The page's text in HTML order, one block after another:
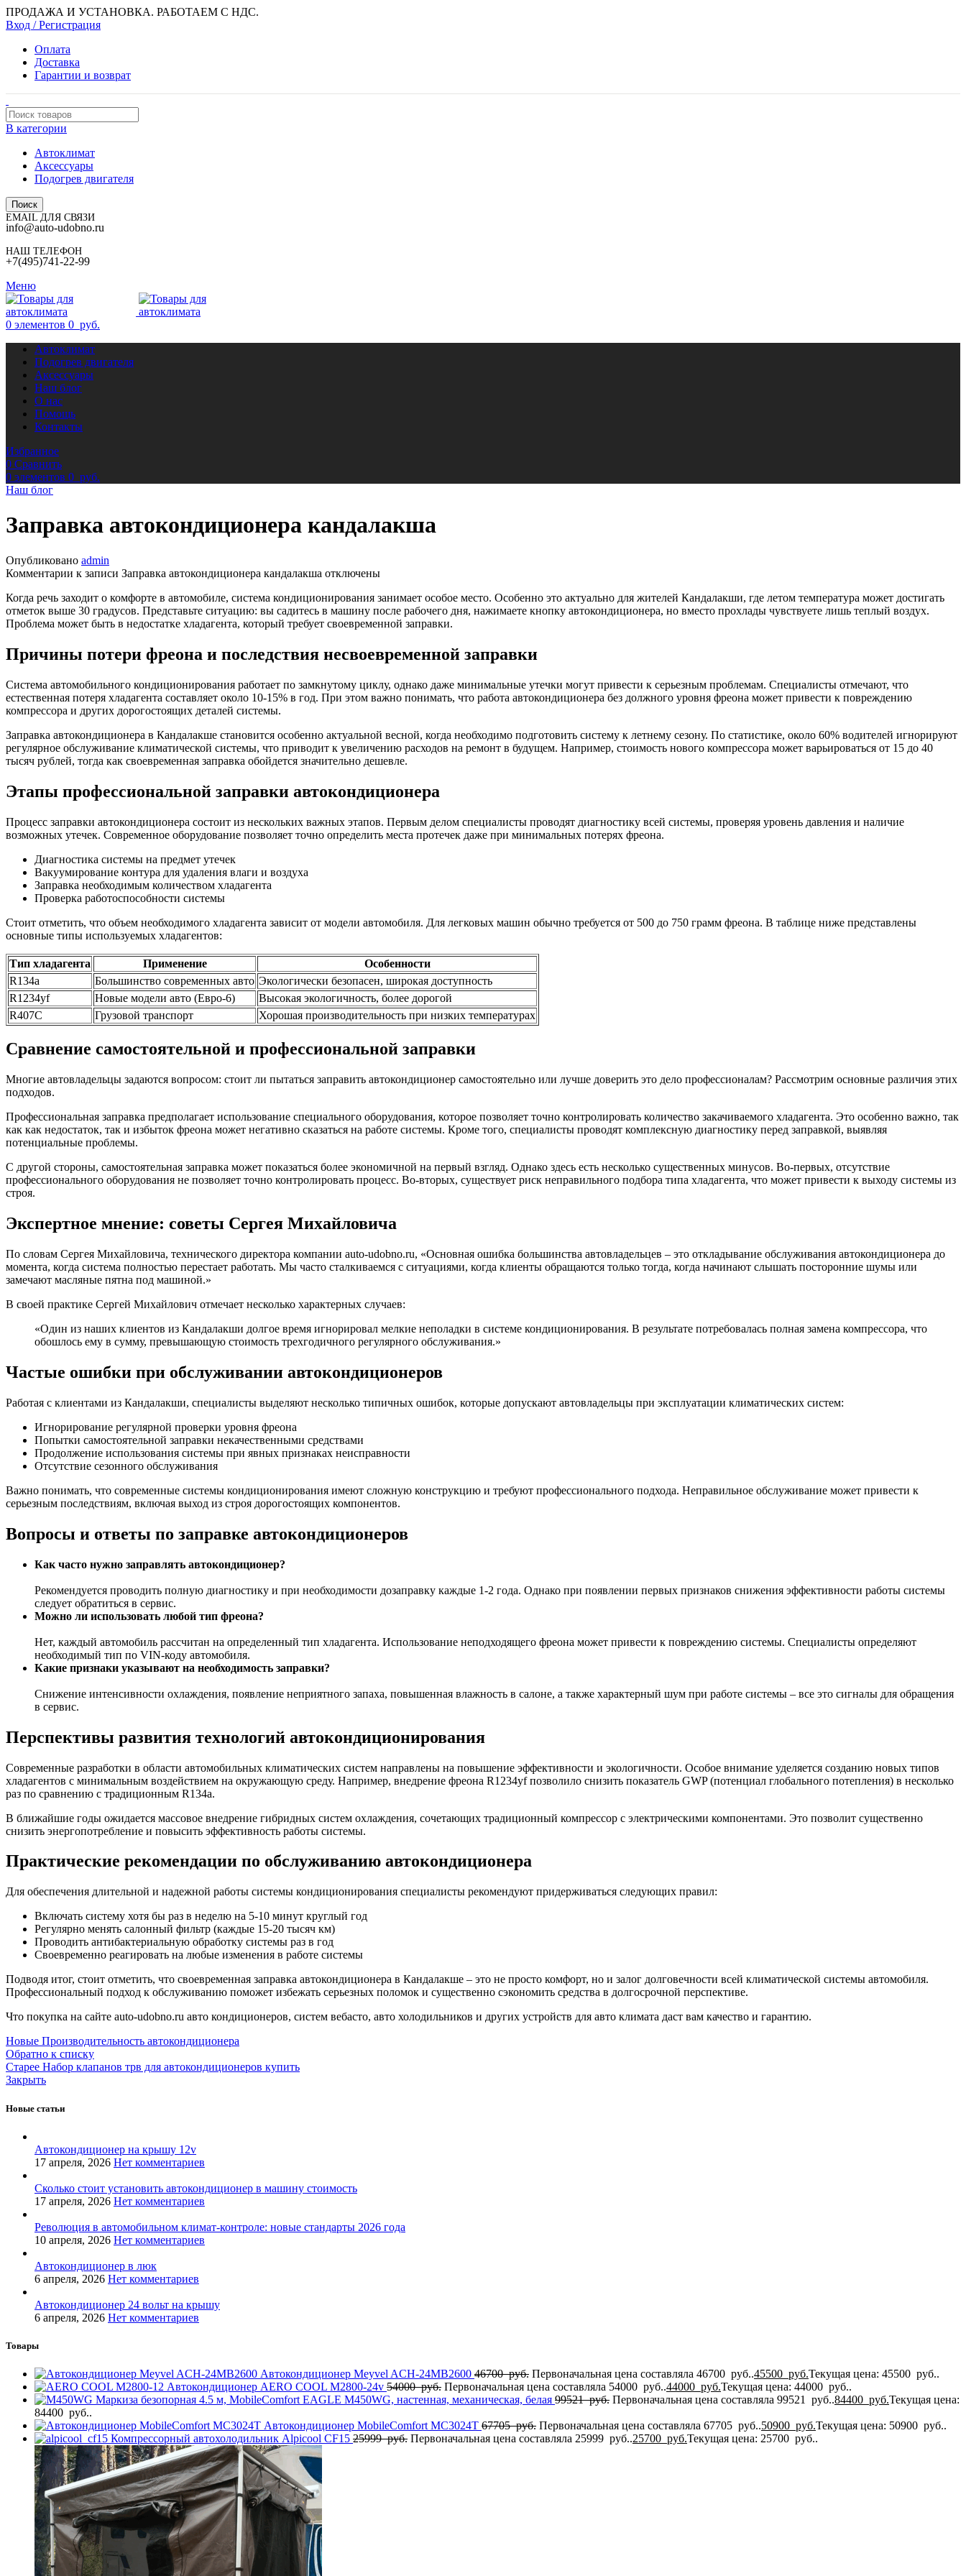
ПРОДАЖА И УСТАНОВКА. РАБОТАЕМ С НДС.
Вход / Регистрация
Оплата
Доставка
Гарантии и возврат
В категории
Автоклимат
Аксессуары
Подогрев двигателя
Поиск
EMAIL ДЛЯ СВЯЗИ
info@auto-udobno.ru
НАШ ТЕЛЕФОН
+7(495)741-22-99
Меню
0 элементов 0 руб.
Автоклимат
Подогрев двигателя
Аксессуары
Наш блог
О нас
Помощь
Контакты
Избранное
0 Сравнить
0 элементов 0 руб.
Наш блог
Заправка автокондиционера кандалакша
Опубликовано admin
Комментарии к записи Заправка автокондиционера кандалакша отключены
Когда речь заходит о комфорте в автомобиле, система кондиционирования занимает особое место. Особенно это актуально для жителей Кандалакши, где летом температура может достигать
отметок выше 30 градусов. Представьте ситуацию: вы садитесь в машину после рабочего дня, нажимаете кнопку автокондиционера, но вместо прохлады чувствуете лишь теплый воздух.
Проблема может быть в недостатке хладагента, который требует своевременной заправки.
Причины потери фреона и последствия несвоевременной заправки
Система автомобильного кондиционирования работает по замкнутому циклу, однако даже минимальные утечки могут привести к серьезным проблемам. Специалисты отмечают, что
естественная потеря хладагента составляет около 10-15% в год. При этом важно понимать, что работа автокондиционера без должного уровня фреона может привести к повреждению
компрессора и других дорогостоящих деталей системы.
Заправка автокондиционера в Кандалакше становится особенно актуальной весной, когда необходимо подготовить систему к летнему сезону. По статистике, около 60% водителей игнорируют
регулярное обслуживание климатической системы, что приводит к увеличению расходов на ремонт в будущем. Например, стоимость нового компрессора может варьироваться от 15 до 40
тысяч рублей, тогда как своевременная заправка обойдется значительно дешевле.
Этапы профессиональной заправки автокондиционера
Процесс заправки автокондиционера состоит из нескольких важных этапов. Первым делом специалисты проводят диагностику всей системы, проверяя уровень давления и наличие
возможных утечек. Современное оборудование позволяет точно определить места протечек даже при минимальных потерях фреона.
Диагностика системы на предмет утечек
Вакуумирование контура для удаления влаги и воздуха
Заправка необходимым количеством хладагента
Проверка работоспособности системы
Стоит отметить, что объем необходимого хладагента зависит от модели автомобиля. Для легковых машин обычно требуется от 500 до 750 грамм фреона. В таблице ниже представлены
основные типы используемых хладагентов:
Тип хладагента Применение
Особенности
R134a
Большинство современных авто Экологически безопасен, широкая доступность
R1234yf
Новые модели авто (Евро-6)
Высокая экологичность, более дорогой
R407C
Грузовой транспорт Хорошая производительность при низких температурах
Сравнение самостоятельной и профессиональной заправки
Многие автовладельцы задаются вопросом: стоит ли пытаться заправить автокондиционер самостоятельно или лучше доверить это дело профессионалам? Рассмотрим основные различия этих
подходов.
Профессиональная заправка предполагает использование специального оборудования, которое позволяет точно контролировать количество закачиваемого хладагента. Это особенно важно, так
как как недостаток, так и избыток фреона может негативно сказаться на работе системы. Кроме того, специалисты проводят комплексную диагностику перед заправкой, выявляя
потенциальные проблемы.
С другой стороны, самостоятельная заправка может показаться более экономичной на первый взгляд. Однако здесь есть несколько существенных минусов. Во-первых, отсутствие
профессионального оборудования не позволяет точно контролировать процесс. Во-вторых, существует риск неправильного подбора типа хладагента, что может привести к выходу системы из
строя.
Экспертное мнение: советы Сергея Михайловича
По словам Сергея Михайловича, технического директора компании auto-udobno.ru, «Основная ошибка большинства автовладельцев – это откладывание обслуживания автокондиционера до
момента, когда система полностью перестает работать. Мы часто сталкиваемся с ситуациями, когда клиенты обращаются только тогда, когда начинают слышать посторонние шумы или
замечают масляные пятна под машиной.»
В своей практике Сергей Михайлович отмечает несколько характерных случаев:
«Один из наших клиентов из Кандалакши долгое время игнорировал мелкие неполадки в системе кондиционирования. В результате потребовалась полная замена компрессора, что
обошлось ему в сумму, превышающую стоимость трехгодичного регулярного обслуживания.»
Частые ошибки при обслуживании автокондиционеров
Работая с клиентами из Кандалакши, специалисты выделяют несколько типичных ошибок, которые допускают автовладельцы при эксплуатации климатических систем:
Игнорирование регулярной проверки уровня фреона
Попытки самостоятельной заправки некачественными средствами
Продолжение использования системы при явных признаках неисправности
Отсутствие сезонного обслуживания
Важно понимать, что современные системы кондиционирования имеют сложную конструкцию и требуют профессионального подхода. Неправильное обслуживание может привести к
серьезным последствиям, включая выход из строя дорогостоящих компонентов.
Вопросы и ответы по заправке автокондиционеров
Как часто нужно заправлять автокондиционер?
Рекомендуется проводить полную диагностику и при необходимости дозаправку каждые 1-2 года. Однако при появлении первых признаков снижения эффективности работы системы
следует обратиться в сервис.
Можно ли использовать любой тип фреона?
Нет, каждый автомобиль рассчитан на определенный тип хладагента. Использование неподходящего фреона может привести к повреждению системы. Специалисты определяют
необходимый тип по VIN-коду автомобиля.
Какие признаки указывают на необходимость заправки?
Снижение интенсивности охлаждения, появление неприятного запаха, повышенная влажность в салоне, а также характерный шум при работе системы – все это сигналы для обращения
в сервис.
Перспективы развития технологий автокондиционирования
Современные разработки в области автомобильных климатических систем направлены на повышение эффективности и экологичности. Особое внимание уделяется созданию новых типов
хладагентов с минимальным воздействием на окружающую среду. Например, внедрение фреона R1234yf позволило снизить показатель GWP (потенциал глобального потепления) в несколько
раз по сравнению с традиционным R134a.
В ближайшие годы ожидается массовое внедрение гибридных систем охлаждения, сочетающих традиционный компрессор с электрическими компонентами. Это позволит существенно
снизить энергопотребление и повысить эффективность работы системы.
Практические рекомендации по обслуживанию автокондиционера
Для обеспечения длительной и надежной работы системы кондиционирования специалисты рекомендуют придерживаться следующих правил:
Включать систему хотя бы раз в неделю на 5-10 минут круглый год
Регулярно менять салонный фильтр (каждые 15-20 тысяч км)
Проводить антибактериальную обработку системы раз в год
Своевременно реагировать на любые изменения в работе системы
Подводя итог, стоит отметить, что своевременная заправка автокондиционера в Кандалакше – это не просто комфорт, но и залог долговечности всей климатической системы автомобиля.
Профессиональный подход к обслуживанию поможет избежать серьезных поломок и существенно сэкономить средства в долгосрочной перспективе.
Что покупка на сайте auto-udobno.ru авто кондиционеров, систем вебасто, авто холодильников и других устройств для авто климата даст вам качество и гарантию.
Новые Производительность автокондиционера
Обратно к списку
Старее Набор клапанов трв для автокондиционеров купить
Закрыть
Новые статьи
Автокондиционер на крышу 12v
17 апреля, 2026 Нет комментариев
Сколько стоит установить автокондиционер в машину стоимость
17 апреля, 2026 Нет комментариев
Революция в автомобильном климат-контроле: новые стандарты 2026 года
10 апреля, 2026 Нет комментариев
Автокондиционер в люк
6 апреля, 2026 Нет комментариев
Автокондиционер 24 вольт на крышу
6 апреля, 2026 Нет комментариев
Товары
Автокондиционер Meyvel ACH-24MB2600 46700руб. Первоначальная цена составляла 46700 руб..45500 руб.Текущая цена: 45500 руб..
Автокондиционер AERO COOL M2800-24v 54000руб. Первоначальная цена составляла 54000 руб..44000 руб.Текущая цена: 44000 руб..
Маркиза безопорная 4.5 м, MobileComfort EAGLE M450WG, настенная, механическая, белая 99521руб. Первоначальная цена составляла 99521 руб..84400 руб.Текущая цена:
84400 руб..
Автокондиционер MobileComfort MC3024T 67705руб. Первоначальная цена составляла 67705 руб..50900 руб.Текущая цена: 50900 руб..
Компрессорный автохолодильник Alpicool CF15 25999руб. Первоначальная цена составляла 25999 руб..25700 руб.Текущая цена: 25700 руб..